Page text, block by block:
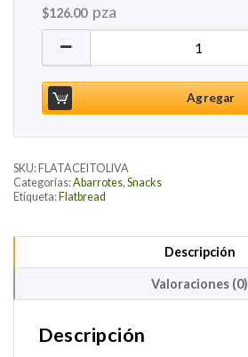
$126.00 pza
Agregar
SKU: FLATACEITOLIVA
Categorías:Abarrotes, Snacks
Etiqueta: Flatbread
Descripción
Valoraciones (0)
Descripción